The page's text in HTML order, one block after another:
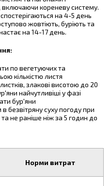
включаючи кореневу систему.
на 4-5 день
жовтіють, буріють та
на 14-17 день.
по вегетуючих та
кількістю листя
злакові висотою до 20
найчутливіші у фазі
бур'яни
безвітряну суху погоду при
не раніше ніж за 5 годин до
Норми витрат